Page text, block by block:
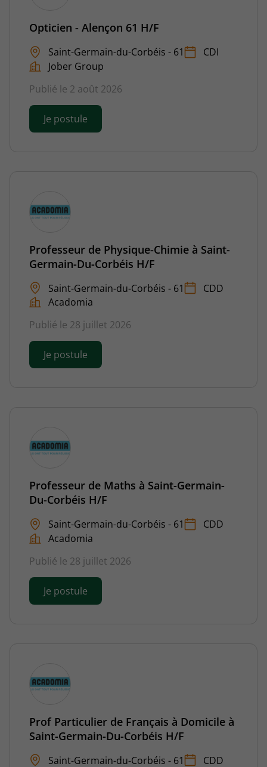
Opticien - Alençon 61 H/F
Saint-Germain-du-Corbéis - 61
CDI
Jober Group
Publié le 2 août 2026
Je postule
Professeur de Physique-Chimie à Saint-
Germain-Du-Corbéis H/F
Saint-Germain-du-Corbéis - 61
CDD
Acadomia
Publié le 28 juillet 2026
Je postule
Professeur de Maths à Saint-Germain-
Du-Corbéis H/F
Saint-Germain-du-Corbéis - 61
CDD
Acadomia
Publié le 28 juillet 2026
Je postule
Prof Particulier de Français à Domicile à
Saint-Germain-Du-Corbéis H/F
Saint-Germain-du-Corbéis - 61 CDD